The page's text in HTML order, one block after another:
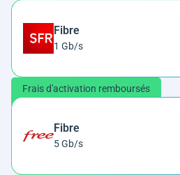
Fibre
1 Gb/s
Frais d'activation remboursés
Fibre
5 Gb/s